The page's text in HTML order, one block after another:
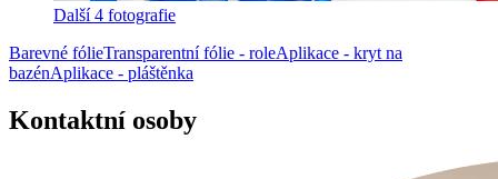
Další 4 fotografie
Barevné fólieTransparentní fólie - roleAplikace - kryt na
bazénAplikace - pláštěnka
Kontaktní osoby